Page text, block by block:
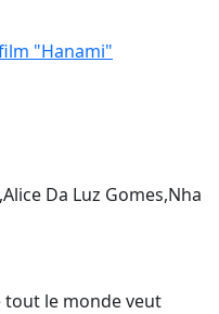
"Hanami"
Da Luz Gomes,Nha
tout le monde veut